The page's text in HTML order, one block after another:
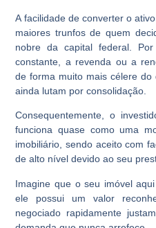
A facilidade de converter o
maiores trunfos de quem
nobre da capital federal.
constante, a revenda ou a
de forma muito mais célere
ainda lutam por consolidação.
Consequentemente, o
funciona quase como uma
imobiliário, sendo aceito com
de alto nível devido ao seu
Imagine que o seu imóvel
ele possui um valor
negociado rapidamente